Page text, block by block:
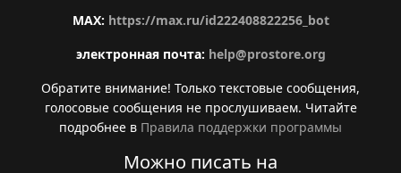
MAX: https://max.ru/id222408822256_bot
электронная почта: help@prostore.org
Обратите внимание! Только текстовые сообщения,
голосовые сообщения не прослушиваем. Читайте
подробнее в Правила поддержки программы
Можно писать на